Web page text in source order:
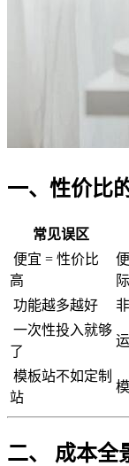
一、性价比
常见误区
便宜 = 性价比
高
功能越多越好
一次性投入就够
了
模板站不如定制
站
二、 成本全